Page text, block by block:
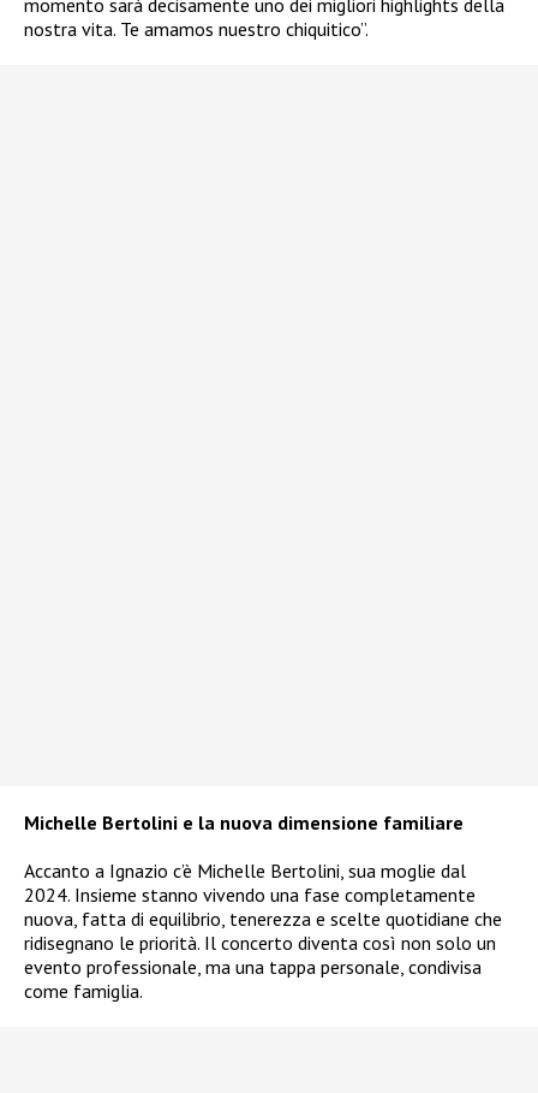
momento sarà decisamente uno dei migliori highlights della
nostra vita. Te amamos nuestro chiquitico”.
Michelle Bertolini e la nuova dimensione familiare
Accanto a Ignazio c’è Michelle Bertolini, sua moglie dal
2024. Insieme stanno vivendo una fase completamente
nuova, fatta di equilibrio, tenerezza e scelte quotidiane che
ridisegnano le priorità. Il concerto diventa così non solo un
evento professionale, ma una tappa personale, condivisa
come famiglia.